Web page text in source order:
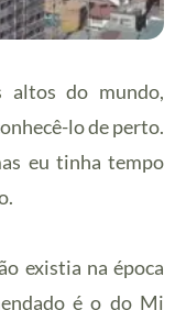
altos do mundo,
lo de perto.
eu tinha tempo
existia na época
é o do Mi